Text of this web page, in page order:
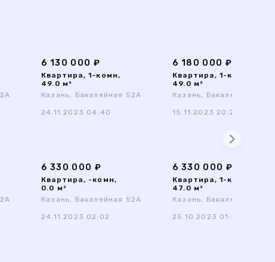
6 130 000 ₽
Квартира, 1-комн,
49.0 м²
Казань, Бакалейная 52А
24.11.2023 04:40
6 180 000 ₽
Квартира, 1-комн,
49.0 м²
Казань, Бакалейная 52А
15.11.2023 20:24
6 330 000 ₽
Квартира, -комн,
0.0 м²
Казань, Бакалейная 52А
24.11.2023 02:02
6 330 000 ₽
Квартира, 1-комн,
47.0 м²
Казань, Бакалейная 52А
25.10.2023 01:20